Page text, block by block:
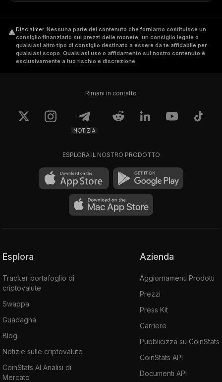
Disclaimer. Nessuna parte del contenuto che forniamo costituisce un
consiglio finanziario sui prezzi delle monete, un consiglio legale o
qualsiasi altro tipo di consiglio destinato a essere da te affidabile per
qualsiasi scopo. Qualsiasi uso o affidamento sul nostro contenuto è
esclusivamente a tuo rischio e discrezione.
Rimani in contatto
NOTIZIA
ESPLORA IL NOSTRO PRODOTTO
Esplora
Tracker portafoglio di
criptovalute
Swappa
Guadagna
Blog
Notizie sulle criptovalute
CoinStats AI Analisi di
Mercato
Azienda
Aggiornamenti Prodotti
Prezzi
Press Kit
Carriere
Pubblicizza su CoinStats
CoinStats API
Documenti API